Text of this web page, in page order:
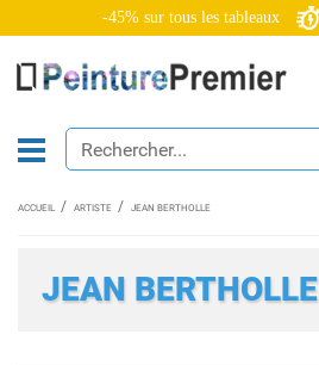
-45% sur tous les tableaux
ACCUEIL ARTISTE JEAN BERTHOLLE
JEAN BERTHOLLE